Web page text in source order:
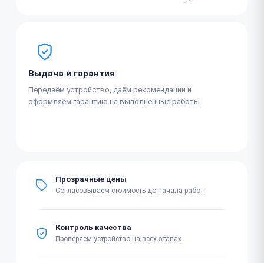
Выдача и гарантия
Передаём устройство, даём рекомендации и
оформляем гарантию на выполненные работы.
Прозрачные цены
Согласовываем стоимость до начала работ.
Контроль качества
Проверяем устройство на всех этапах.